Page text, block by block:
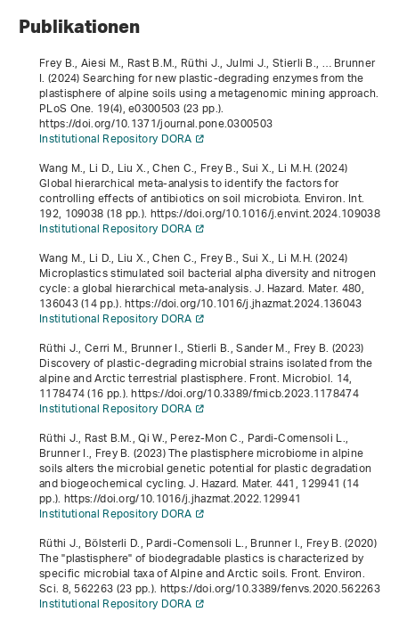
Publikationen
Frey B., Aiesi M., Rast B.M., Rüthi J., Julmi J., Stierli B., … Brunner
I. (2024) Searching for new plastic-degrading enzymes from the
plastisphere of alpine soils using a metagenomic mining approach.
PLoS One. 19(4), e0300503 (23 pp.).
https://doi.org/10.1371/journal.pone.0300503
Institutional Repository DORA
Wang M., Li D., Liu X., Chen C., Frey B., Sui X., Li M.H. (2024)
Global hierarchical meta-analysis to identify the factors for
controlling effects of antibiotics on soil microbiota. Environ. Int.
192, 109038 (18 pp.). https://doi.org/10.1016/j.envint.2024.109038
Institutional Repository DORA
Wang M., Li D., Liu X., Chen C., Frey B., Sui X., Li M.H. (2024)
Microplastics stimulated soil bacterial alpha diversity and nitrogen
cycle: a global hierarchical meta-analysis. J. Hazard. Mater.480,
136043 (14 pp.). https://doi.org/10.1016/j.jhazmat.2024.136043
Institutional Repository DORA
Rüthi J., Cerri M., Brunner I., Stierli B., Sander M., Frey B. (2023)
Discovery of plastic-degrading microbial strains isolated from the
alpine and Arctic terrestrial plastisphere. Front. Microbiol. 14,
1178474 (16 pp.). https://doi.org/10.3389/fmicb.2023.1178474
Institutional Repository DORA
Rüthi J., Rast B.M., Qi W., Perez-Mon C., Pardi-Comensoli L.,
Brunner I., Frey B. (2023) The plastisphere microbiome in alpine
soils alters the microbial genetic potential for plastic degradation
and biogeochemical cycling. J. Hazard. Mater.441, 129941 (14
pp.). https://doi.org/10.1016/j.jhazmat.2022.129941
Institutional Repository DORA
Rüthi J., Bölsterli D., Pardi-Comensoli L., Brunner I., Frey B. (2020)
The "plastisphere" of biodegradable plastics is characterized by
specific microbial taxa of Alpine and Arctic soils. Front. Environ.
Sci.8, 562263 (23 pp.). https://doi.org/10.3389/fenvs.2020.562263
Institutional Repository DORA